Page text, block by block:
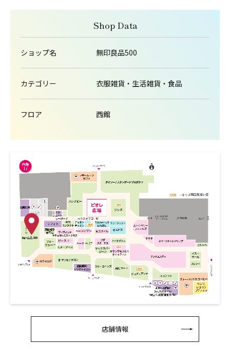
Shop Data
ショップ名 無印良品500
カテゴリー 衣服雑貨・生活雑貨・食品
フロア 西館
店舗情報